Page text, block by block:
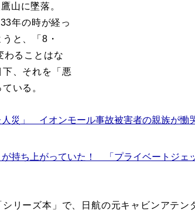
山に墜落。
年の時が経っ
と、「8・
わることはな
、それを「悪
いる。
人災」 イオンモール事故被害者の親族が
が持ち上がっていた！ 「プライベートジ
リーズ本」で、日航の元キャビンアテン